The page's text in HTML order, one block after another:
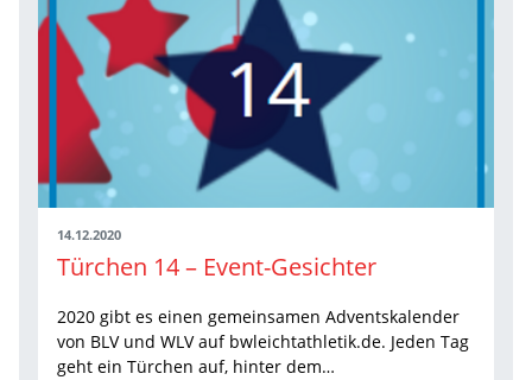
14.12.2020
Türchen 14 – Event-Gesichter
2020 gibt es einen gemeinsamen Adventskalender
von BLV und WLV auf bwleichtathletik.de. Jeden Tag
geht ein Türchen auf, hinter dem…